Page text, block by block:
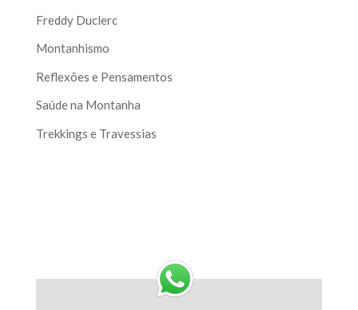
Freddy Duclerc
Montanhismo
Reflexões e Pensamentos
Saúde na Montanha
Trekkings e Travessias